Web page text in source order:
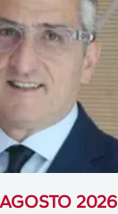
2026